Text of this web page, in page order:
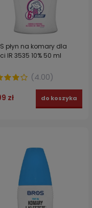
płyn na komary dla
IR 3535 10% 50 ml
(4.00)
zł do koszyka